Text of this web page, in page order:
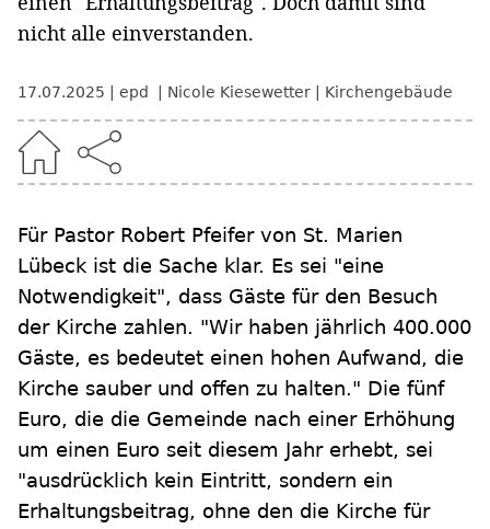
nicht alle einverstanden.
17.07.2025 epd Nicole Kiesewetter Kirchengebäude
Für Pastor Robert Pfeifer von St. Marien
Lübeck ist die Sache klar. Es sei "eine
Notwendigkeit", dass Gäste für den Besuch
der Kirche zahlen. "Wir haben jährlich 400.000
Gäste, es bedeutet einen hohen Aufwand, die
Kirche sauber und offen zu halten." Die fünf
Euro, die die Gemeinde nach einer Erhöhung
um einen Euro seit diesem Jahr erhebt, sei
"ausdrücklich kein Eintritt, sondern ein
Erhaltungsbeitrag, ohne den die Kirche für